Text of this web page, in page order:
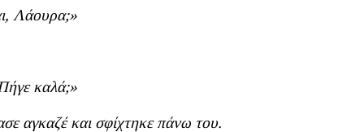
Λάουρα;»
καλά;»
αγκαζέ και σφίχτηκε πάνω του.